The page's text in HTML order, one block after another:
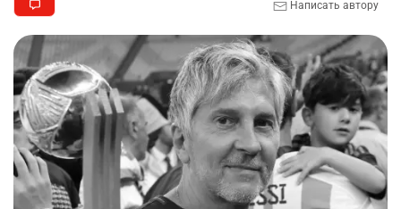
9
🪱 "Мы думаем, что правим миром, но это не
представление о жизни на Земле
2408 0 13
10
Жителя Костанайской области осудили за
установку Sim-Box
2307 0 25
Написать автору